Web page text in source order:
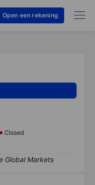
Open een rekening
Closed